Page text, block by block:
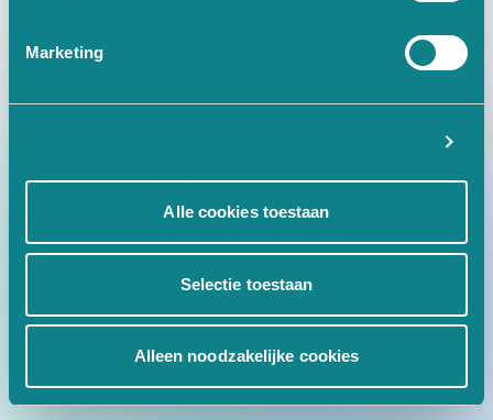
Marketing
Alle cookies toestaan
Selectie toestaan
Alleen noodzakelijke cookies